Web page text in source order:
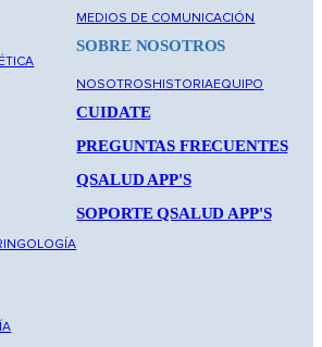
MEDIOS DE COMUNICACIÓN
SOBRE NOSOTROS
NOSOTROSHISTORIAEQUIPO
CUIDATE
PREGUNTAS FRECUENTES
QSALUD APP'S
SOPORTE QSALUD APP'S